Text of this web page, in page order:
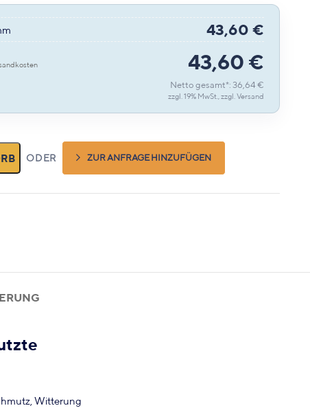
43,60 €
43,60 €
Netto gesamt*: 36,64 €
zzgl. 19% MwSt., zzgl. Versand
ZUR ANFRAGE HINZUFÜGEN
Witterung